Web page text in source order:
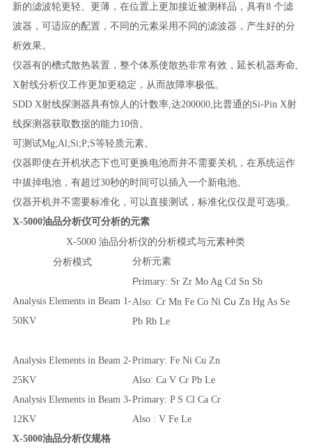
新的滤波轮更轻、更薄，在位置上更加接近被测样品，具有8 个滤
波器，可适应的配置，不同的元素采用不同的滤波器，产生好的分
析效果。
仪器有的槽式散热装置，整个体系使散热非常有效，延长机器寿命,
X射线分析仪工作更加更稳定，从而故障率极低。
SDD X射线探测器具有惊人的计数率,达200000,比普通的Si-Pin X射
线探测器获取数据的能力10倍。
可测试Mg;Al;Si;P;S等轻质元素。
仪器即使在开机状态下也可更换电池而并不需要关机，在系统运作
中拔掉电池，有超过30秒的时间可以插入一个新电池。
仪器开机并不需要标准化，可以直接测试，标准化仅仅是可选项。
X-5000油品分析仪可分析的元素
X-5000油品分析仪的分析模式与元素种类
分析模式
分析元素
Analysis Elements in Beam 1-
50KV
Primary: Sr Zr Mo Ag Cd Sn Sb
Also: Cr Mn Fe Co Ni Cu Zn Hg As Se
Pb Rb Le
Analysis Elements in Beam 2-
25KV
Primary: Fe Ni Cu Zn
Also: Ca V Cr Pb Le
Analysis Elements in Beam 3-
12KV
Primary: P S Cl Ca Cr
Also : V Fe Le
X-5000油品分析仪规格